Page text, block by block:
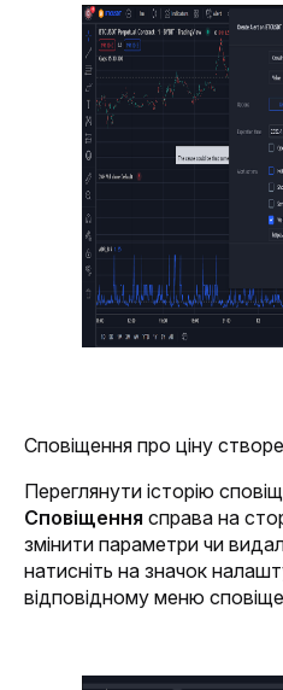
Сповіщення про ціну
Сповіщення справа на
змінити параметри чи
натисніть на значок
відповідному меню